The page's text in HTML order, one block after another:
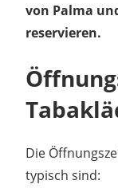
von Palma
reservieren.
Die
typisch sind: